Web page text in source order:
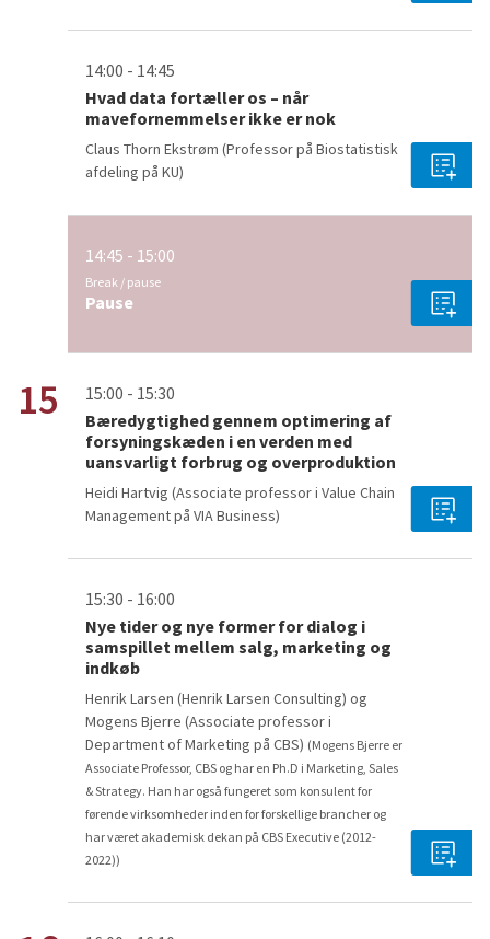
14:00 - 14:45
Hvad data fortæller os – når
mavefornemmelser ikke er nok
Claus Thorn Ekstrøm (Professor på Biostatistisk
afdeling på KU)
14:45 - 15:00
Break / pause
Pause
15
15:00 - 15:30
Bæredygtighed gennem optimering af
forsyningskæden i en verden med
uansvarligt forbrug og overproduktion
Heidi Hartvig (Associate professor i Value Chain
Management på VIA Business)
15:30 - 16:00
Nye tider og nye former for dialog i
samspillet mellem salg, marketing og
indkøb
Henrik Larsen (Henrik Larsen Consulting) og
Mogens Bjerre (Associate professor i
Department of Marketing på CBS) (Mogens Bjerre er
Associate Professor, CBS og har en Ph.D i Marketing, Sales
& Strategy. Han har også fungeret som konsulent for
førende virksomheder inden for forskellige brancher og
har været akademisk dekan på CBS Executive (2012-
2022))